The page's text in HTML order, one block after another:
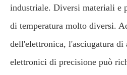
industriale. Diversi materiali e
di temperatura molto diversi.
dell'elettronica, l'asciugatura di
elettronici di precisione può